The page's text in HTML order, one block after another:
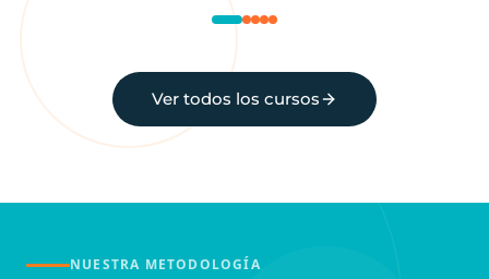
Ver todos los cursos
NUESTRA METODOLOGÍA